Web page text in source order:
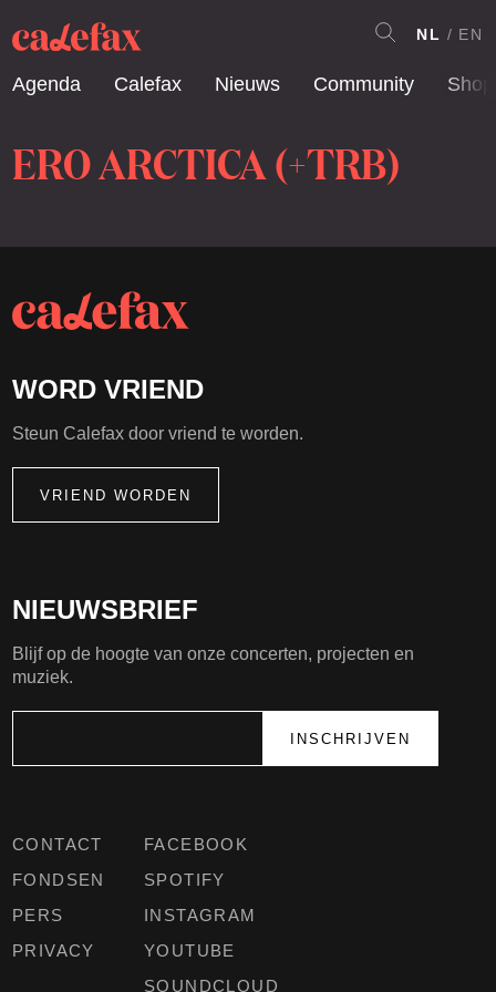
Agenda Calefax Nieuws Community Shop
NL EN
ERO ARCTICA (+TRB)
CONTACT
FONDSEN
PERS
PRIVACY
FACEBOOK
SPOTIFY
INSTAGRAM
YOUTUBE
SOUNDCLOUD
NIEUWSBRIEF
Blijf op de hoogte van onze concerten, projecten en
muziek.
WORD VRIEND
Steun Calefax door vriend te worden.
VRIEND WORDEN